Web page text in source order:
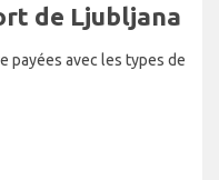
de Ljubljana
payées avec les types de